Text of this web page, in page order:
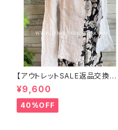
【アウトレットSALE返品交換不
可8/20まで】イタリア製サマー
ジャケット｜Made in ITALY｜
リネン麻 飾りエリ ジャケット/ホ
ワイト
¥9,600
40%OFF